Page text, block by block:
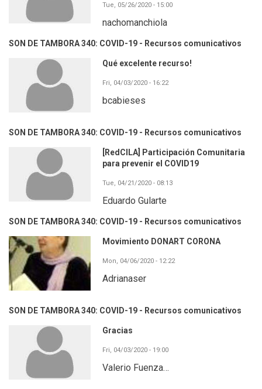
Tue, 05/26/2020 - 15:00
nachomanchiola
SON DE TAMBORA 340: COVID-19 - Recursos comunicativos
Qué excelente recurso!
Fri, 04/03/2020 - 16:22
bcabieses
SON DE TAMBORA 340: COVID-19 - Recursos comunicativos
[RedCILA] Participación Comunitaria
para prevenir el COVID19
Tue, 04/21/2020 - 08:13
Eduardo Gularte
SON DE TAMBORA 340: COVID-19 - Recursos comunicativos
Movimiento DONART CORONA
Mon, 04/06/2020 - 12:22
Adrianaser
SON DE TAMBORA 340: COVID-19 - Recursos comunicativos
Gracias
Fri, 04/03/2020 - 19:00
Valerio Fuenza…